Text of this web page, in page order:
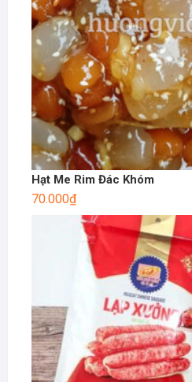
Hạt Me Rim Đác Khóm
70.000₫